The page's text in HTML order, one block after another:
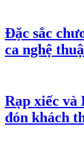
Đặc sắc
ca nghệ
Rạp xiếc và
đón khách